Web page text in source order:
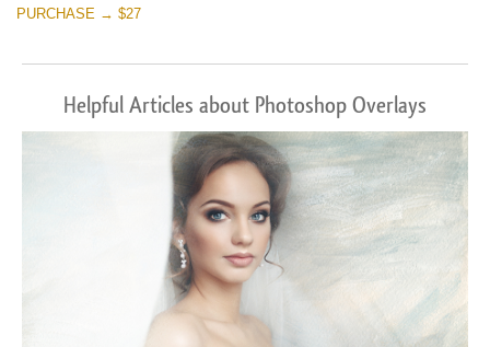
PURCHASE → $27
Helpful Articles about Photoshop Overlays